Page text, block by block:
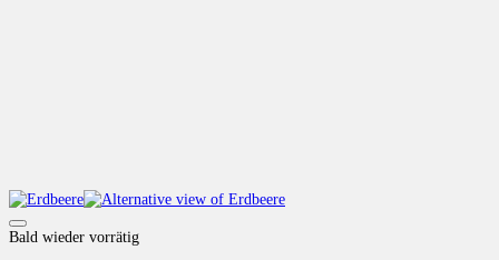
Bald wieder vorrätig